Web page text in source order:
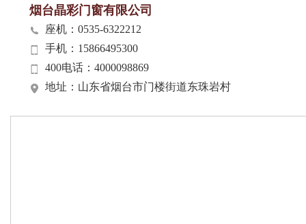
烟台晶彩门窗有限公司
座机：0535-6322212
手机：15866495300
400电话：4000098869
地址：山东省烟台市门楼街道东珠岩村